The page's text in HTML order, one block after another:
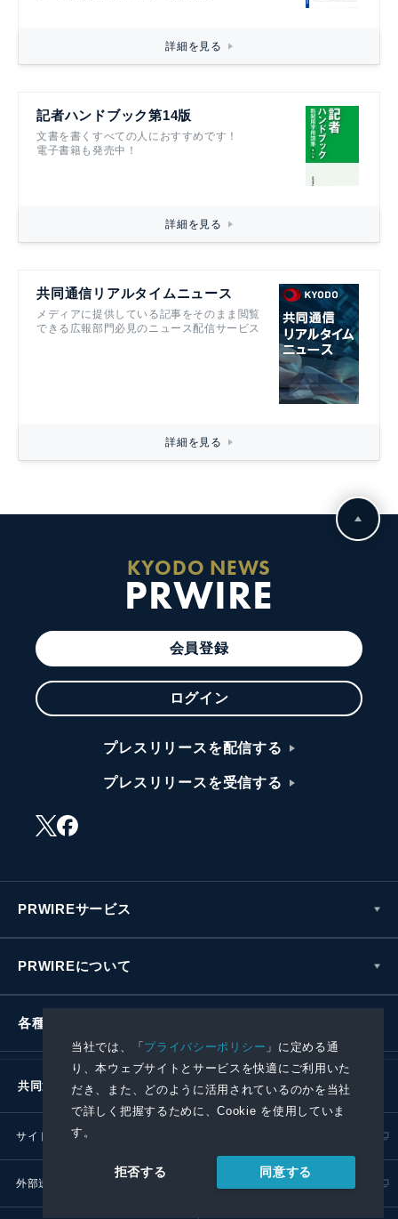
当社では、「プライバシーポリシー 」に定める通
り、本ウェブサイトとサービスを快適にご利用いた
だき、また、どのように活用されているのかを当社
で詳しく把握するために、Cookie を使用していま
す。
拒否する 同意する
詳細を見る
記者ハンドブック第14版
文書を書くすべての人におすすめです！
電子書籍も発売中！
詳細を見る
共同通信リアルタイムニュース
メディアに提供している記事をそのまま閲覧
できる広報部門必見のニュース配信サービス
詳細を見る
KYODO NEWS
PRWIRE
会員登録
ログイン
プレスリリースを配信する
プレスリリースを受信する
PRWIREサービス
PRWIREについて
各種お問い合わせ
共同通信社グループ
サイトポリシー
外部送信ポリシー プレスリリース取扱基準